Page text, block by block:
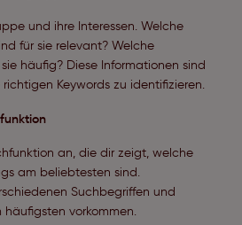
und ihre Interessen. Welche
für sie relevant? Welche
häufig? Diese Informationen sind
Keywords zu identifizieren.
an, die dir zeigt, welche
am beliebtesten sind.
Suchbegriffen und
vorkommen.